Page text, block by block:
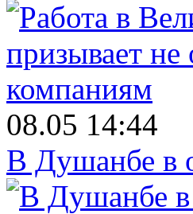
08.05 14:44
В Душанбе в